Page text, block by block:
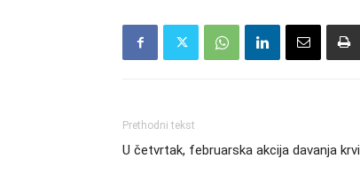
Prethodni tekst
U četvrtak, februarska akcija davanja krvi